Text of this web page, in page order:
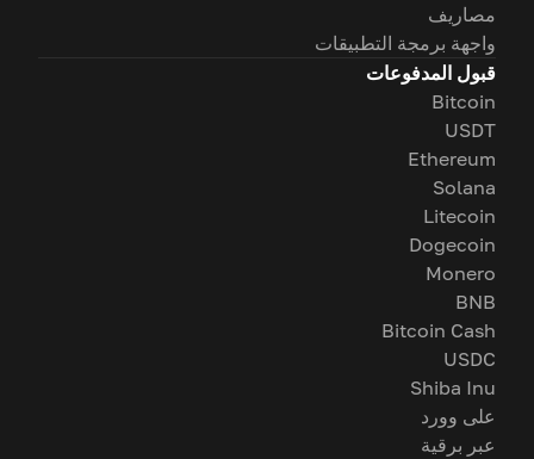
مصاريف
واجهة برمجة التطبيقات
قبول المدفوعات
Bitcoin
USDT
Ethereum
Solana
Litecoin
Dogecoin
Monero
BNB
Bitcoin Cash
USDC
Shiba Inu
على وورد
عبر برقية